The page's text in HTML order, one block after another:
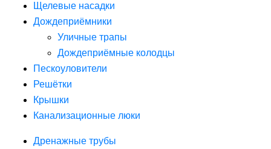
Щелевые насадки
Дождеприёмники
Уличные трапы
Дождеприёмные колодцы
Пескоуловители
Решётки
Крышки
Канализационные люки
Дренажные трубы